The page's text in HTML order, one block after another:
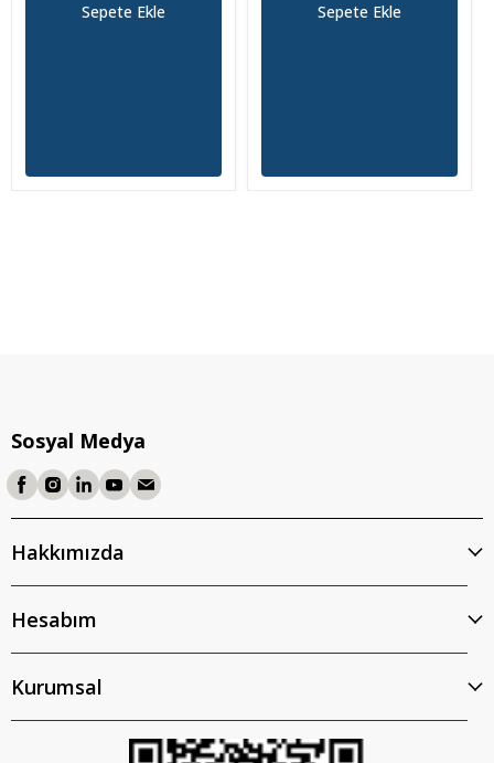
Sepete Ekle Sepete Ekle
Sosyal Medya
Hakkımızda
Hesabım
Kurumsal